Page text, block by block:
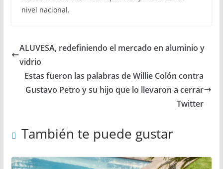
nivel nacional.
ALUVESA, redefiniendo el mercado en aluminio y
vidrio
Estas fueron las palabras de Willie Colón contra
Gustavo Petro y su hijo que lo llevaron a cerrar
Twitter
También te puede gustar